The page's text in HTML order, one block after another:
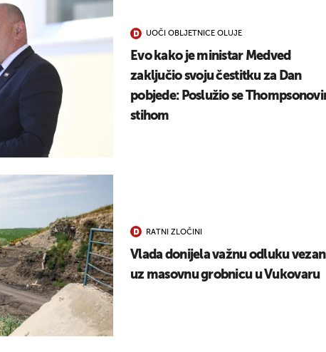
UOČI OBLJETNICE OLUJE
Evo kako je ministar Medved
zaključio svoju čestitku za Dan
pobjede: Poslužio se
stihom
RATNI ZLOČINI
Vlada donijela važnu odluku
uz masovnu grobnicu u Vukovaru
UKLJUČITE NOTIFIKACIJE